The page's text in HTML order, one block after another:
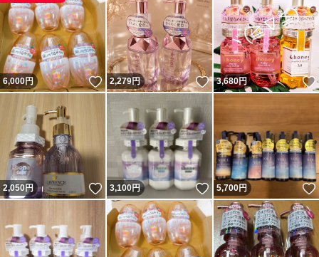
6,000円 いいね！
2,279円 いいね！
3,680円
2,050円 いいね！
3,100円 いいね！
5,700円